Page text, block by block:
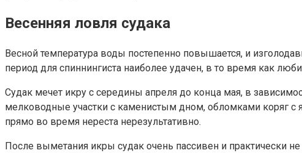
Весенняя ловля судака
Весной температура воды постепенно повышается, и
период для спиннингиста наиболее удачен, в то время как
Судак мечет икру с середины апреля до конца мая, в
мелководные участки с каменистым дном, обломками коряг с
прямо во время нереста нерезультативно.
После выметания икры судак очень пассивен и практически